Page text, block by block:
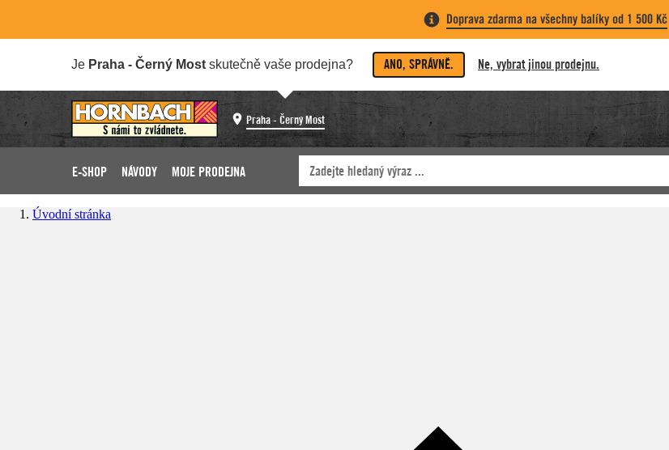
Doprava zdarma na všechny balíky od 1 500 Kč
Je Praha - Černý Most skutečně vaše prodejna? ANO, SPRÁVNĚ. Ne, vybrat jinou prodejnu.
Praha - Černý Most
E-SHOP NÁVODY MOJE PRODEJNA
Úvodní stránka